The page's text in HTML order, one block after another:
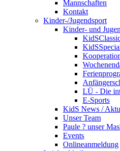
Mannschaften
Kontakt
Kinder-/Jugendsport
Kinder- und
LÜ - Die
E-Sports
KidS News /
Unser Team
Paule ? unser
Events
Onlineanmeldung